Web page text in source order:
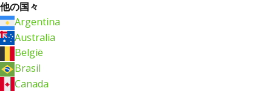
他の国々
Argentina
Australia
België
Brasil
Canada